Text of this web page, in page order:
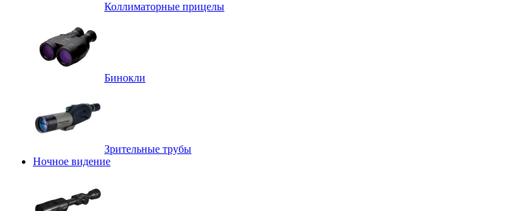
Коллиматорные прицелы
Бинокли
Зрительные трубы
Ночное видение